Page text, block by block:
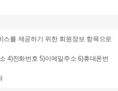
를 제공하기 위한 회원정보 항목으로
4)전화번호 5)이메일주소 6)휴대폰번